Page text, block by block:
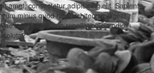
amet, consectetur adipisicing elit. Sapiente
minus quod non architecto placeat
amet nobis quo repellat officia odio
soluta?